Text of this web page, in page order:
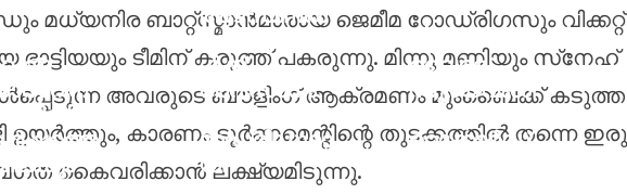
മധ്യനിര ബാറ്റ്‌സ്മാൻമാരായ ജെമീമ റോഡ്രിഗസും വിക്കറ്റ്
ഭാട്ടിയയും ടീമിന് കരുത്ത് പകരുന്നു. മിന്നു മണിയും സ്‌നേഹ്
അവരുടെ ബൗളിംഗ് ആക്രമണം മുംബൈക്ക് കടുത്ത
ഉയർത്തും, കാരണം ടൂർണമെന്റിന്റെ തുടക്കത്തിൽ തന്നെ ഇരു
കൈവരിക്കാൻ ലക്ഷ്യമിടുന്നു.
രണ്ട്
ആഴ്‌സണൽ
അഭ്യൂഹങ്ങ
ൾക്ക്
അവസാനം:
റയൽ
മാഡ്രിഡുമാ
യി
വൈഭവ്
സൂര്യവംശി
എന്റെ
റെക്കോർഡ്